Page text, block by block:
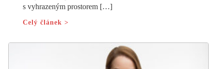
s vyhrazeným prostorem […]
Celý článek >